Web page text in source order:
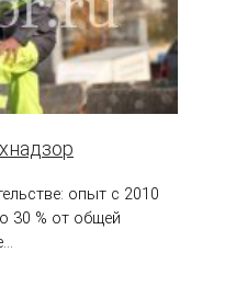
опыт с 2010
30 % от общей